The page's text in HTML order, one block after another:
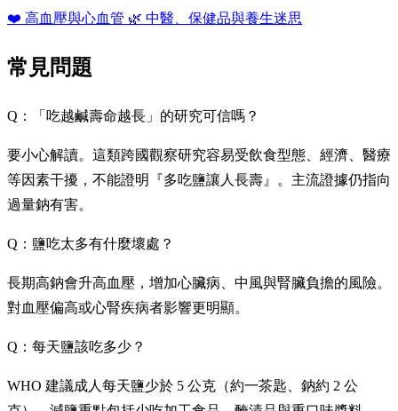
❤️ 高血壓與心血管 🌿 中醫、保健品與養生迷思
常見問題
Q：「吃越鹹壽命越長」的研究可信嗎？
要小心解讀。這類跨國觀察研究容易受飲食型態、經濟、醫療
等因素干擾，不能證明『多吃鹽讓人長壽』。主流證據仍指向
過量鈉有害。
Q：鹽吃太多有什麼壞處？
長期高鈉會升高血壓，增加心臟病、中風與腎臟負擔的風險。
對血壓偏高或心腎疾病者影響更明顯。
Q：每天鹽該吃多少？
WHO 建議成人每天鹽少於 5 公克（約一茶匙、鈉約 2 公